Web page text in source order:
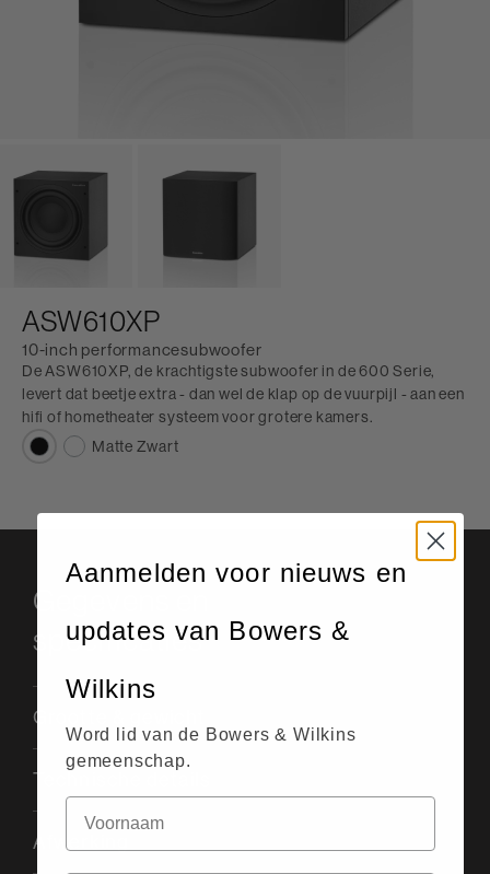
ASW610XP
10-inch performancesubwoofer
De ASW610XP, de krachtigste subwoofer in de 600 Serie,
levert dat beetje extra - dan wel de klap op de vuurpijl - aan een
hifi of hometheater systeem voor grotere kamers.
Matte Zwart
Gegevens en
specificaties
Grootte & gewicht
Technische details
Afwerking
Aanmelden voor nieuws en
updates van Bowers &
Wilkins
Word lid van de Bowers & Wilkins
gemeenschap.